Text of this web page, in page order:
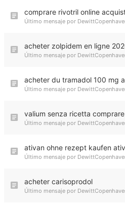
comprare rivotril online
Último mensaje por
acheter zolpidem en ligne
Último mensaje por
acheter du tramadol 100 mg
Último mensaje por
valium senza ricetta
Último mensaje por
ativan ohne rezept kaufen
Último mensaje por
acheter carisoprodol
Último mensaje por